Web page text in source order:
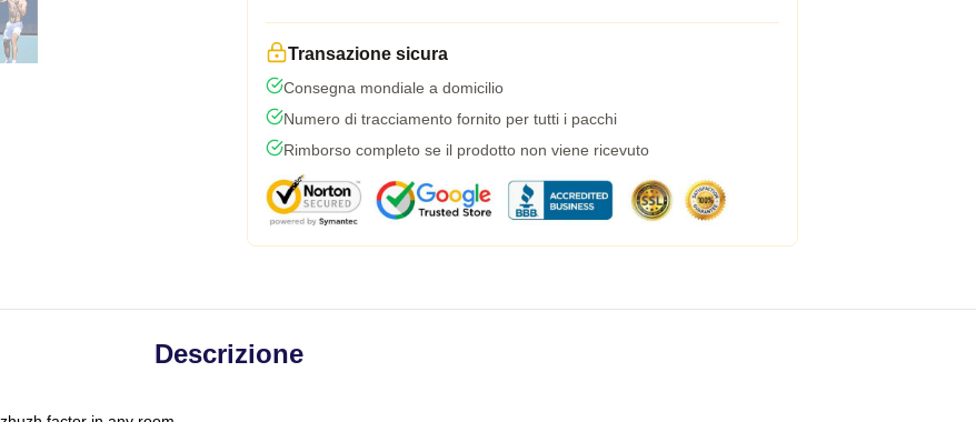
Transazione sicura
Consegna mondiale a domicilio
Numero di tracciamento fornito per tutti i pacchi
Rimborso completo se il prodotto non viene ricevuto
Descrizione